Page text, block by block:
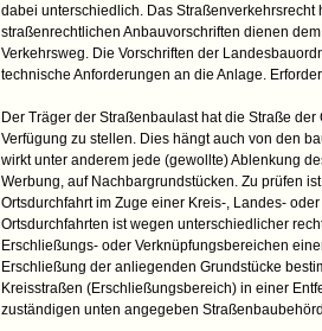
dabei unterschiedlich. Das Straßenverkehrsrecht
straßenrechtlichen Anbauvorschriften dienen
Verkehrsweg. Die Vorschriften der
technische Anforderungen an die Anlage.
Der Träger der Straßenbaulast hat die Straße
Verfügung zu stellen. Dies hängt auch von den
wirkt unter anderem jede (gewollte) Ablenkung
Werbung, auf Nachbargrundstücken. Zu prüfen
Ortsdurchfahrt im Zuge einer Kreis-, Landes-
Ortsdurchfahrten ist wegen unterschiedlicher
Erschließungs- oder Verknüpfungsbereichen
Erschließung der anliegenden Grundstücke
Kreisstraßen (Erschließungsbereich) in einer
zuständigen unten angegeben